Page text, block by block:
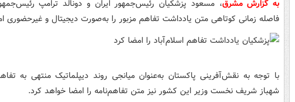
به گزارش مشرق، مسعود پزشکیان رئیس‌جمهور ایران و دونالد ترامپ
فاصله زمانی کوتاهی متن یادداشت تفاهم مزبور را به‌صورت دیجیتال و غیرحضوری
با توجه به نقش‌آفرینی پاکستان به‌عنوان میانجی روند دیپلماتیک منتهی به
شهباز شریف نخست وزیر این کشور نیز متن تفاهم‌نامه را امضا خواهد کرد.